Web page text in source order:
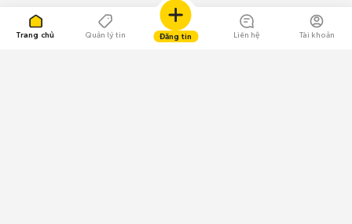
Trang chủ Quản lý tin Đăng tin Liên hệ Tài khoản